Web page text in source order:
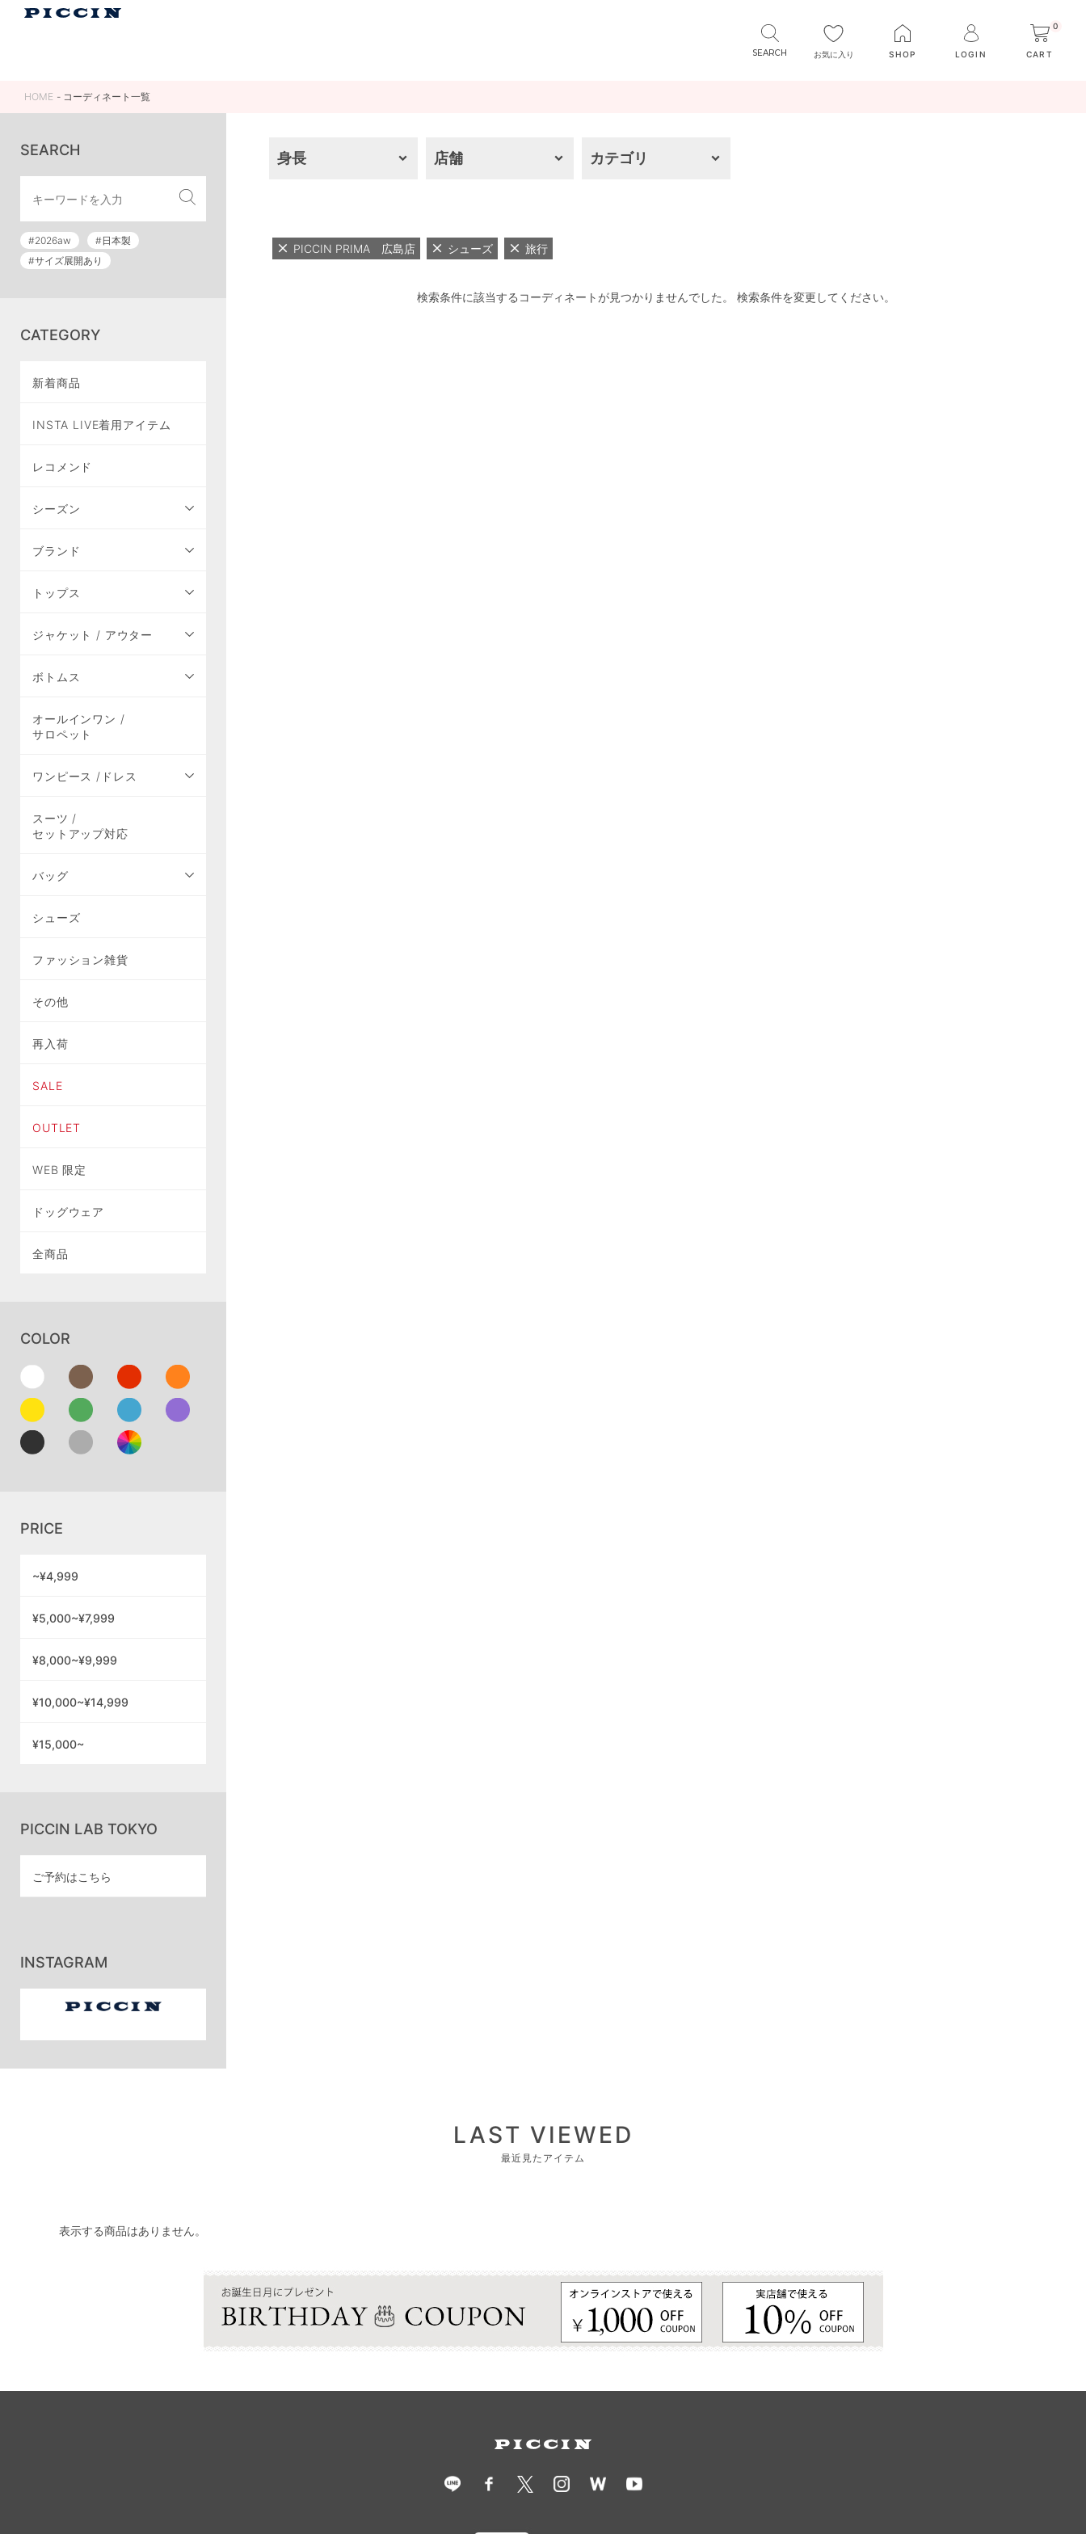
お気に入り SHOP LOGIN
0
CART
HOME コーディネート一覧
SEARCH
#2026aw
#日本製
#サイズ展開あり
CATEGORY
新着商品
INSTA LIVE着用アイテム
レコメンド
シーズン
ブランド
トップス
ジャケット / アウター
ボトムス
オールインワン /
サロペット
ワンピース /ドレス
スーツ /
セットアップ対応
バッグ
シューズ
ファッション雑貨
その他
再入荷
SALE
OUTLET
WEB 限定
ドッグウェア
全商品
COLOR
PRICE
~¥4,999
¥5,000~¥7,999
¥8,000~¥9,999
¥10,000~¥14,999
¥15,000~
PICCIN LAB TOKYO
ご予約はこちら
INSTAGRAM
身長 店舗 カテゴリ
PICCIN PRIMA 広島店 シューズ 旅行
検索条件に該当するコーディネートが見つかりませんでした。 検索条件を変更してください。
LAST VIEWED
最近見たアイテム
表示する商品はありません。